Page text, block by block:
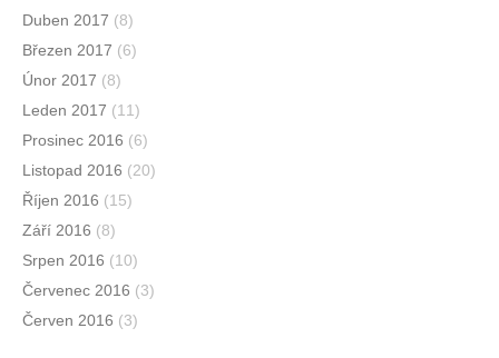
Duben 2017 (8)
Březen 2017 (6)
Únor 2017 (8)
Leden 2017 (11)
Prosinec 2016 (6)
Listopad 2016 (20)
Říjen 2016 (15)
Září 2016 (8)
Srpen 2016 (10)
Červenec 2016 (3)
Červen 2016 (3)